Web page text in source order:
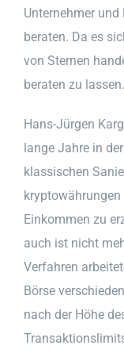
Unternehmer
beraten. Da es
von Sternen
beraten zu lassen.
Hans-Jürgen
lange Jahre in
klassischen
Einkommen zu
auch ist nicht
Verfahren
Börse
nach der Höhe